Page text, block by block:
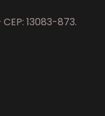
13083-873.